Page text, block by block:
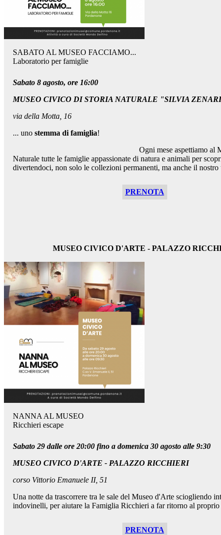
SABATO AL MUSEO FACCIAMO...
Laboratorio per famiglie
Sabato 8 agosto, ore 16:00
MUSEO CIVICO DI STORIA NATURALE "SILVIA
via della Motta, 16
... uno stemma di famiglia!
Ogni mese aspettiamo al Museo
Naturale tutte le famiglie appassionate di natura e animali per
divertendoci, non solo le collezioni permanenti, ma anche il
PRENOTA
MUSEO CIVICO D'ARTE - PALAZZO
NANNA AL MUSEO
Ricchieri escape
Sabato 29 dalle ore 20:00 fino a domenica 30 agosto alle 9:30
MUSEO CIVICO D'ARTE - PALAZZO RICCHIERI
corso Vittorio Emanuele II, 51
Una notte da trascorrere tra le sale del Museo d'Arte sciogliendo
indovinelli, per aiutare la Famiglia Ricchieri a far ritorno al proprio
PRENOTA